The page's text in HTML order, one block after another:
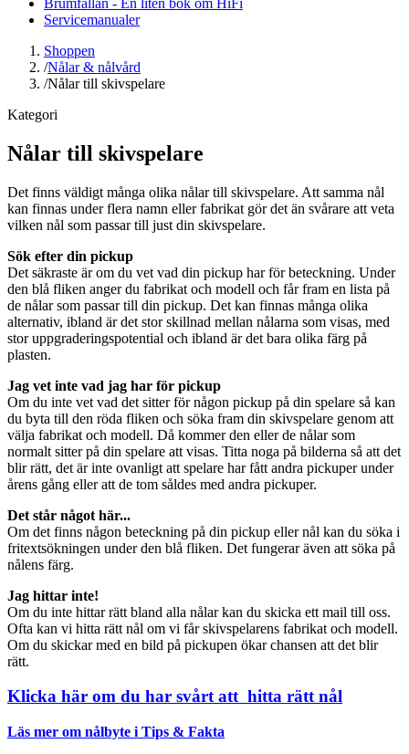
Servicemanualer
Shoppen
/Nålar & nålvård
/Nålar till skivspelare
Kategori
Nålar till skivspelare
Det finns väldigt många olika nålar till skivspelare. Att samma nål
kan finnas under flera namn eller fabrikat gör det än svårare att veta
vilken nål som passar till just din skivspelare.
Sök efter din pickup
Det säkraste är om du vet vad din pickup har för beteckning. Under
den blå fliken anger du fabrikat och modell och får fram en lista på
de nålar som passar till din pickup. Det kan finnas många olika
alternativ, ibland är det stor skillnad mellan nålarna som visas, med
stor uppgraderingspotential och ibland är det bara olika färg på
plasten.
Jag vet inte vad jag har för pickup
Om du inte vet vad det sitter för någon pickup på din spelare så kan
du byta till den röda fliken och söka fram din skivspelare genom att
välja fabrikat och modell. Då kommer den eller de nålar som
normalt sitter på din spelare att visas. Titta noga på bilderna så att det
blir rätt, det är inte ovanligt att spelare har fått andra pickuper under
årens gång eller att de tom såldes med andra pickuper.
Det står något här...
Om det finns någon beteckning på din pickup eller nål kan du söka i
fritextsökningen under den blå fliken. Det fungerar även att söka på
nålens färg.
Jag hittar inte!
Om du inte hittar rätt bland alla nålar kan du skicka ett mail till oss.
Ofta kan vi hitta rätt nål om vi får skivspelarens fabrikat och modell.
Om du skickar med en bild på pickupen ökar chansen att det blir
rätt.
Klicka här om du har svårt att hitta rätt nål
Läs mer om nålbyte i Tips & Fakta